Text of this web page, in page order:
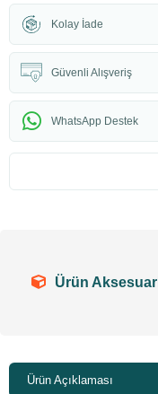
Kolay İade
Güvenli Alışveriş
WhatsApp Destek
Ürün
Ürün Açıklaması